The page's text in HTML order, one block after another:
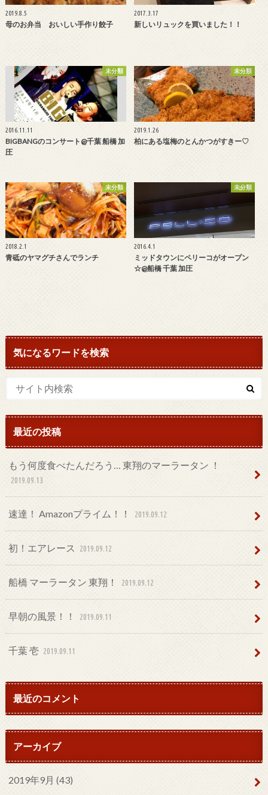
2019.8.5
母のお弁当 おいしい手作り餃子
2017.3.17
新しいリュックを買いました！！
未分類
2016.11.11
BIGBANGのコンサート@千葉 船橋 加
圧
未分類
2019.1.26
柏にある塩梅のとんかつがすきー♡
未分類
2018.2.1
青砥のヤマグチさんでランチ
未分類
2016.4.1
ミッドタウンにペリーコがオープン
☆@船橋 千葉 加圧
気になるワードを検索
最近の投稿
もう何度食べたんだろう… 東翔のマーラータン ！
2019.09.13
速達！ Amazonプライム！！ 2019.09.12
初！エアレース 2019.09.12
船橋 マーラータン 東翔！ 2019.09.12
早朝の風景！！ 2019.09.11
千葉 壱 2019.09.11
最近のコメント
アーカイブ
2019年9月 (43)